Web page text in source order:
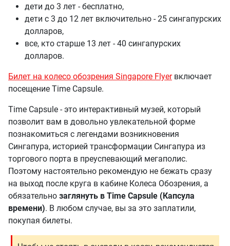
дети до 3 лет - бесплатно,
дети с 3 до 12 лет включительно - 25 сингапурских
долларов,
все, кто старше 13 лет - 40 сингапурских
долларов.
Билет на колесо обозрения Singapore Flyerвключает
посещение Time Capsule.
Time Capsule - это интерактивный музей, который
позволит вам в довольно увлекательной форме
познакомиться с легендами возникновения
Сингапура, историей трансформации Сингапура из
торгового порта в преуспевающий мегаполис.
Поэтому настоятельно рекомендую не бежать сразу
на выход после круга в кабине Колеса Обозрения, а
обязательно заглянуть в Time Capsule (Капсула
времени). В любом случае, вы за это заплатили,
покупая билеты.